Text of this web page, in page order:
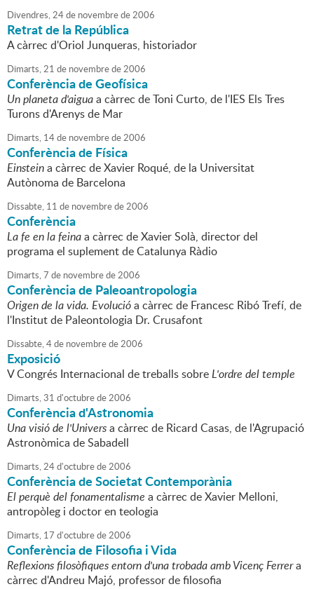
Divendres,24de novembrede2006
Retrat de la República
A càrrec d'Oriol Junqueras, historiador
Dimarts,21 de novembrede2006
Conferència de Geofísica
Un planeta d'aiguaa càrrec de Toni Curto, de l'IES Els Tres
Turons d'Arenys de Mar
Dimarts, 14de novembrede2006
Conferència de Física
Einsteina càrrec de Xavier Roqué, de la Universitat
Autònoma de Barcelona
Dissabte, 11 de novembrede2006
Conferència
La fe en la feinaa càrrec de Xavier Solà, director del
programa el suplement de Catalunya Ràdio
Dimarts,7 de novembrede2006
Conferència de Paleoantropologia
Origen de la vida. Evolucióa càrrec de Francesc Ribó Trefí, de
l'Institut de Paleontologia Dr. Crusafont
Dissabte,4de novembrede2006
Exposició
V Congrés Internacional de treballs sobreL'ordre del temple
Dimarts,31 d'octubrede2006
Conferència d'Astronomia
Una visió de l'Universa càrrec de Ricard Casas, de l'Agrupació
Astronòmica de Sabadell
Dimarts,24d'octubrede2006
Conferència de Societat Contemporània
El perquè del fonamentalisme a càrrec de Xavier Melloni,
antropòleg i doctor en teologia
Dimarts, 17 d'octubrede2006
Conferència de Filosofia i Vida
Reflexions filosòfiques entorn d'una trobada amb Vicenç Ferrera
càrrec d'Andreu Majó, professor de filosofia